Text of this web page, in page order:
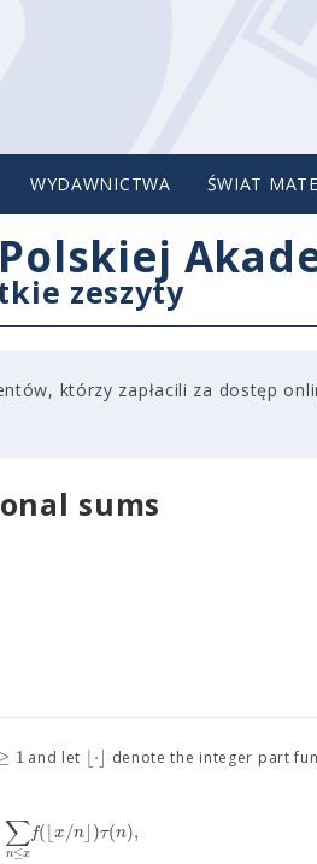
WYDAWNICTWA ŚWIAT
zeszyty
którzy zapłacili za dostęp
sums
1and let ⌊⋅⌋ denote the integer part
∑
n≤x
f(⌊x/n⌋)τ(n),